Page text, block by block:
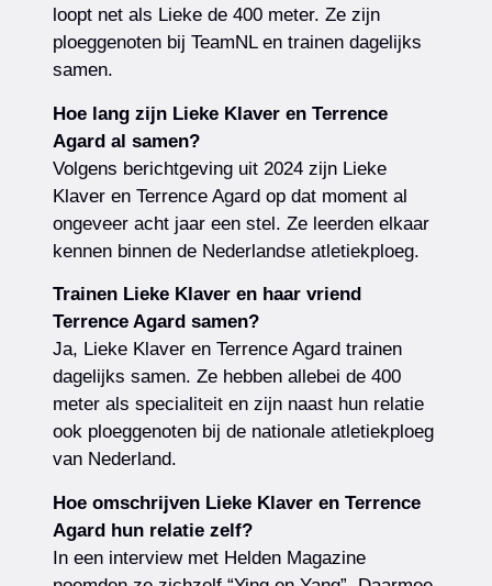
loopt net als Lieke de 400 meter. Ze zijn
ploeggenoten bij TeamNL en trainen dagelijks
samen.
Hoe lang zijn Lieke Klaver en Terrence
Agard al samen?
Volgens berichtgeving uit 2024 zijn Lieke
Klaver en Terrence Agard op dat moment al
ongeveer acht jaar een stel. Ze leerden elkaar
kennen binnen de Nederlandse atletiekploeg.
Trainen Lieke Klaver en haar vriend
Terrence Agard samen?
Ja, Lieke Klaver en Terrence Agard trainen
dagelijks samen. Ze hebben allebei de 400
meter als specialiteit en zijn naast hun relatie
ook ploeggenoten bij de nationale atletiekploeg
van Nederland.
Hoe omschrijven Lieke Klaver en Terrence
Agard hun relatie zelf?
In een interview met Helden Magazine